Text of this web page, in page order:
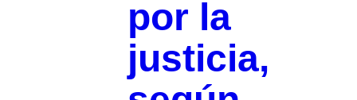
por la
justicia,